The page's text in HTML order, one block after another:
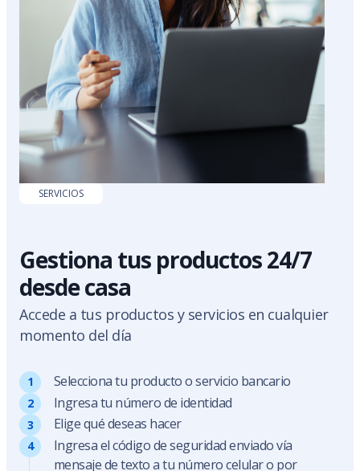
SERVICIOS
Gestiona tus productos 24/7
desde casa
Accede a tus productos y servicios en cualquier
momento del día
Selecciona tu producto o servicio bancario
Ingresa tu número de identidad
Elige qué deseas hacer
Ingresa el código de seguridad enviado vía
mensaje de texto a tu número celular o por